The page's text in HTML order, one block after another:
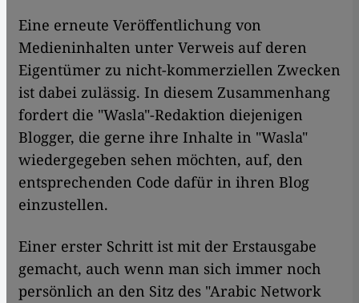
Eine erneute Veröffentlichung von
Medieninhalten unter Verweis auf deren
Eigentümer zu nicht-kommerziellen Zwecken
ist dabei zulässig. In diesem Zusammenhang
fordert die "Wasla"-Redaktion diejenigen
Blogger, die gerne ihre Inhalte in "Wasla"
wiedergegeben sehen möchten, auf, den
entsprechenden Code dafür in ihren Blog
einzustellen.
Einer erster Schritt ist mit der Erstausgabe
gemacht, auch wenn man sich immer noch
persönlich an den Sitz des "Arabic Network